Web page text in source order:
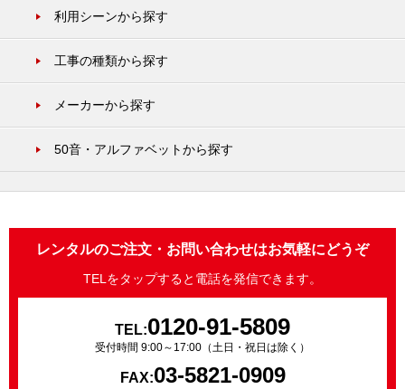
利用シーンから探す
工事の種類から探す
メーカーから探す
50音・アルファベットから探す
レンタルのご注文・お問い合わせはお気軽にどうぞ
TELをタップすると電話を発信できます。
TEL:0120-91-5809
受付時間 9:00～17:00（土日・祝日は除く）
FAX:03-5821-0909